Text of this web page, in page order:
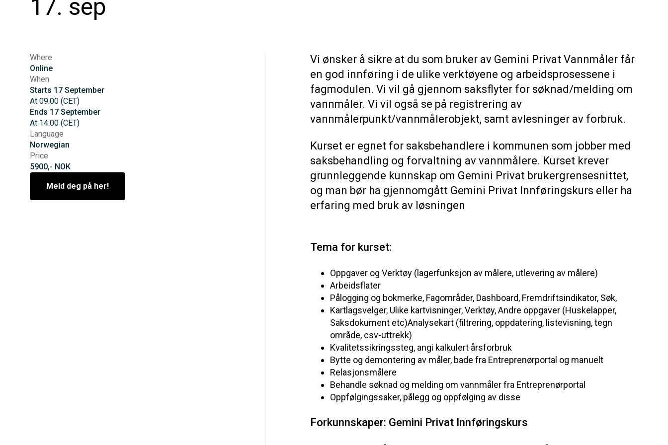
17. sep
Where
Online
When
Starts 17 September
At 09.00 (CET)
Ends 17 September
At 14.00 (CET)
Language
Norwegian
Price
5900,- NOK
Meld deg på her!
Vi ønsker å sikre at du som bruker av Gemini Privat Vannmåler får
en god innføring i de ulike verktøyene og arbeidsprosessene i
fagmodulen. Vi vil gå gjennom saksflyter for søknad/melding om
vannmåler. Vi vil også se på registrering av
vannmålerpunkt/vannmålerobjekt, samt avlesninger av forbruk.
Kurset er egnet for saksbehandlere i kommunen som jobber med
saksbehandling og forvaltning av vannmålere. Kurset krever
grunnleggende kunnskap om Gemini Privat brukergrensesnittet,
og man bør ha gjennomgått Gemini Privat Innføringskurs eller ha
erfaring med bruk av løsningen
Tema for kurset:
Oppgaver og Verktøy ( lagerfunksjon av målere, utlevering av målere)
Arbeidsflater
Pålogging og bokmerke, Fagområder, Dashboard, Fremdriftsindikator, Søk,
Kartlagsvelger, Ulike kartvisninger,Verktøy, Andre oppgaver (Huskelapper,
Saksdokument etc)Analysekart (filtrering, oppdatering, listevisning,tegn
område, csv-uttrekk)
Kvalitetssikringssteg, angi kalkulert årsforbruk
Bytte og demontering av måler, bade fra Entreprenørportal og manuelt
Relasjonsmålere
Behandle søknad og melding om vannmålerfra Entreprenørportal
Oppfølgingssaker, pålegg og oppfølging av disse
Forkunnskaper: Gemini Privat Innføringskurs